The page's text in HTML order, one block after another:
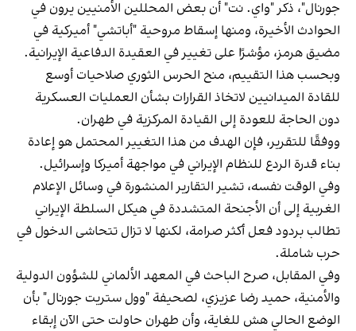
جورنال"، ذكر "واي. نت" أن بعض المحللين الأمنيين يرون في
الحوادث الأخيرة، ومنها إسقاط مروحية "أباتشي" أميركية في
مضيق هرمز، مؤشرًا على تغيير في العقيدة الدفاعية الإيرانية.
وبحسب هذا التقييم، منح الحرس الثوري صلاحيات أوسع
للقادة الميدانيين لاتخاذ القرارات بشأن العمليات العسكرية
دون الحاجة للعودة إلى القيادة المركزية في طهران.
ووفقًا للتقرير، فإن الهدف من هذا التغيير المحتمل هو إعادة
بناء قدرة الردع للنظام الإيراني في مواجهة أميركا وإسرائيل.
وفي الوقت نفسه، تشير التقارير المنشورة في وسائل الإعلام
الغربية إلى أن الأجنحة المتشددة في هيكل السلطة الإيراني
تطالب بردود فعل أكثر صرامة، لكنها لا تزال تتحاشى الدخول في
حرب شاملة.
وفي المقابل، صرح الباحث في المعهد الألماني للشؤون الدولية
والأمنية، حميد رضا عزيزي، لصحيفة "وول ستريت جورنال" بأن
الوضع الحالي هش للغاية، وأن طهران حاولت حتى الآن إبقاء